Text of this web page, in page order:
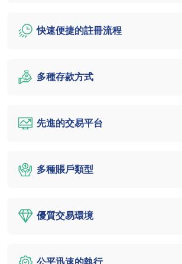
快速便捷的註冊流程
多種存款方式
先進的交易平台
多種賬戶類型
優質交易環境
公平迅速的執行